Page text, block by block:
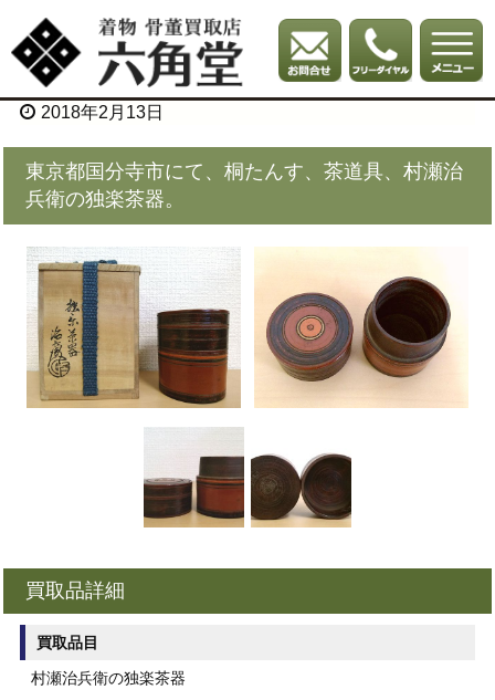
2018年2月13日
東京都国分寺市にて、桐たんす、茶道具、村瀬治
兵衛の独楽茶器。
買取品詳細
買取品目
村瀬治兵衛の独楽茶器